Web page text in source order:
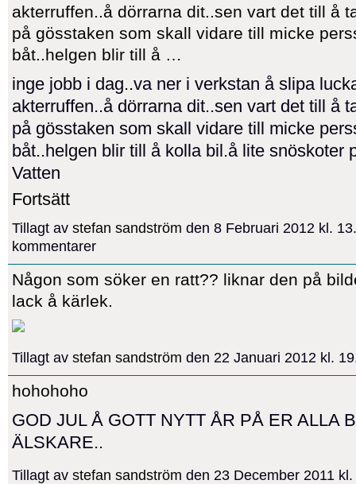
akterruffen..å dörrarna dit..sen vart det till å
på gösstaken som skall vidare till micke
båt..helgen blir till å …
inge jobb i dag..va ner i verkstan å slipa
akterruffen..å dörrarna dit..sen vart det till å
på gösstaken som skall vidare till micke
båt..helgen blir till å kolla bil.å lite snöskoter
Vatten
Fortsätt
Tillagt av stefan sandström den 8 Februari 2012 kl.
kommentarer
Någon som söker en ratt?? liknar den på
lack å kärlek.
Tillagt av stefan sandström den 22 Januari 2012 kl.
hohohoho
GOD JUL Å GOTT NYTT ÅR PÅ ER ALLA
ÄLSKARE..
Tillagt av stefan sandström den 23 December 2011